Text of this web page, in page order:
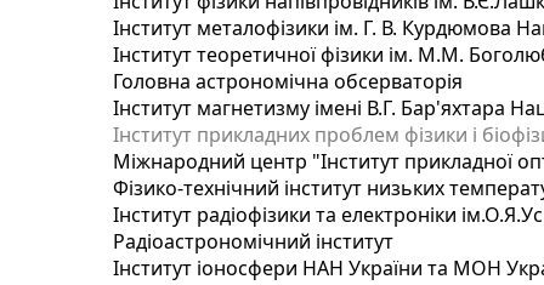
Інститут металофізики ім. Г. В. Курдюмова
Інститут теоретичної фізики ім. М.М.
Головна астрономічна обсерваторія
Інститут магнетизму імені В.Г. Бар'яхтара
Інститут прикладних проблем фізики і
Міжнародний центр "Інститут прикладної
Фізико-технічний інститут низьких
Інститут радіофізики та електроніки
Радіоастрономічний інститут
Інститут іоносфери НАН України та МОН